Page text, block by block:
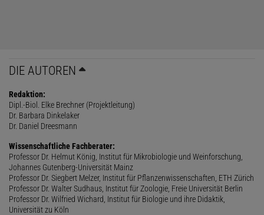
DIE AUTOREN
Redaktion:
Dipl.-Biol. Elke Brechner (Projektleitung)
Dr. Barbara Dinkelaker
Dr. Daniel Dreesmann
Wissenschaftliche Fachberater:
Professor Dr. Helmut König, Institut für Mikrobiologie und Weinforschung,
Johannes Gutenberg-Universität Mainz
Professor Dr. Siegbert Melzer, Institut für Pflanzenwissenschaften, ETH Zürich
Professor Dr. Walter Sudhaus, Institut für Zoologie, Freie Universität Berlin
Professor Dr. Wilfried Wichard, Institut für Biologie und ihre Didaktik,
Universität zu Köln